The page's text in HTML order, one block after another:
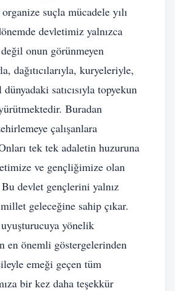
suçla mücadele yılı
devletimiz yalnızca
onun görünmeyen
dağıtıcılarıyla, kuryeleriyle,
satıcısıyla topyekun
Buradan
çalışanlara
tek tek adaletin huzuruna
ve gençliğimize olan
devlet gençlerini yalnız
geleceğine sahip çıkar.
yönelik
en önemli göstergelerinden
emeği geçen tüm
bir kez daha teşekkür